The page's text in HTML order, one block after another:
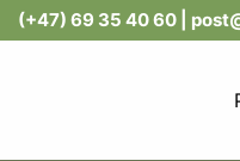
Skip
to
(+47) 69 35 40 60 |